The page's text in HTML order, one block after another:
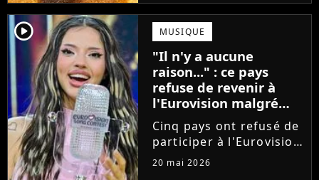
pop Delta Goodrem
sera de passage à Paris
fin juin pour une
tournée européenne
intimiste....
player2 MUSIQUE
"Il n'y a aucune
raison..." : ce pays
refuse de revenir à
l'Eurovision malgré
son nombre record de
victoires
Cinq pays ont refusé de
participer à l'Eurovision
cette année, en réaction
20 mai 2026